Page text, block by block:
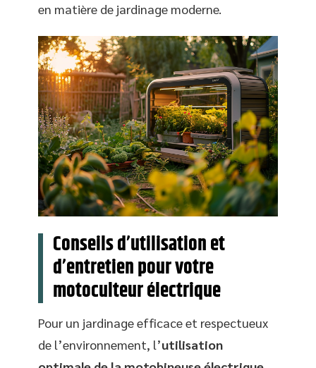
en matière de jardinage moderne.
Conseils d’utilisation et
d’entretien pour votre
motoculteur électrique
Pour un jardinage efficace et respectueux
de l’environnement, l’utilisation